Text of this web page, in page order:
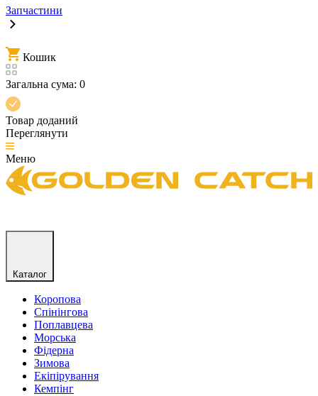
Запчастини
Кошик
Загальна сума: 0
Товар доданий
Переглянути
Меню
Каталог
Коропова
Спінінгова
Поплавцева
Морська
Фідерна
Зимова
Екіпірування
Кемпінг